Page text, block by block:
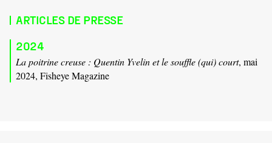
ARTICLES DE PRESSE
2024
La poitrine creuse : Quentin Yvelin et le souffle (qui) court, mai
2024, Fisheye Magazine